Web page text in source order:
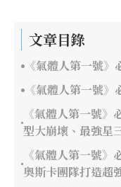
文章目錄
《氣體人第一號
《氣體人第一號
《氣體人第一號
型大崩壞、最強星
《氣體人第一號》
奧斯卡團隊打造超